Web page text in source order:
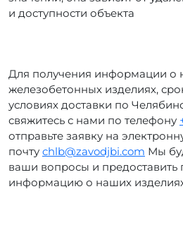
и доступности объекта
Для получения информации о
железобетонных изделиях,
условиях доставки по
свяжитесь с нами по телефону
отправьте заявку на
почту chlb@zavodjbi.com Мы
ваши вопросы и
информацию о наших изделиях